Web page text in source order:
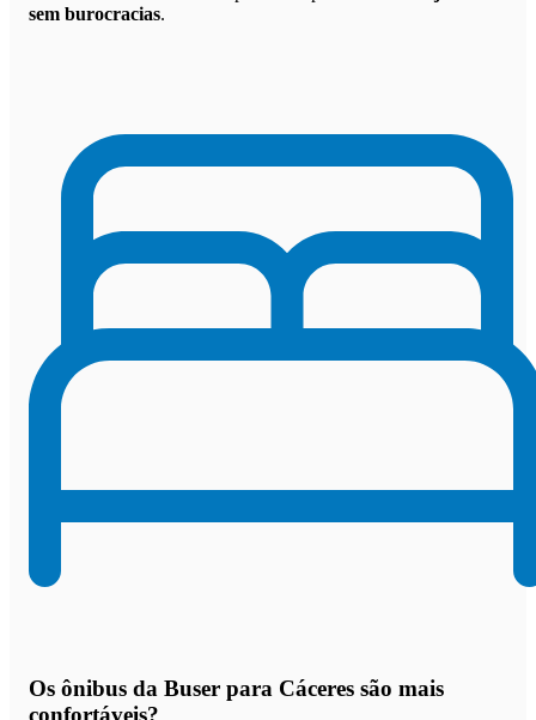
sem burocracias.
Os ônibus da Buser para Cáceres são mais
confortáveis?